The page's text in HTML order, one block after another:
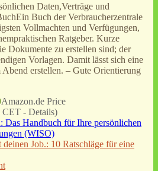
Daten,Verträge und
Buch der Verbraucherzentrale
Vollmachten und Verfügungen,
Ratgeber. Kurze
Dokumente zu erstellen sind; der
Vorlagen. Damit lässt sich eine
erstellen. – Gute Orientierung
Amazon.de Price
CET - Details)
Job.: 10 Ratschläge für eine